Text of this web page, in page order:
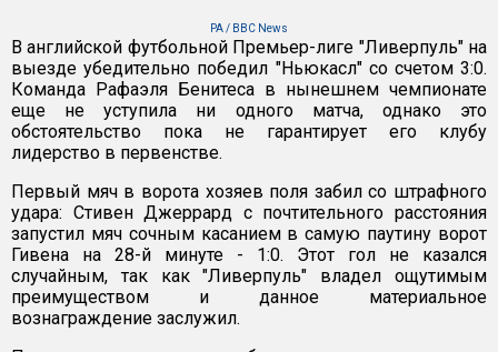
PA / BBC News
В английской футбольной Премьер-лиге "Ливерпуль" на
выезде убедительно победил "Ньюкасл" со счетом 3:0.
Команда Рафаэля Бенитеса в нынешнем чемпионате
еще не уступила ни одного матча, однако это
обстоятельство пока не гарантирует его клубу
лидерство в первенстве.
Первый мяч в ворота хозяев поля забил со штрафного
удара: Стивен Джеррард с почтительного расстояния
запустил мяч сочным касанием в самую паутину ворот
Гивена на 28-й минуте - 1:0. Этот гол не казался
случайным, так как "Ливерпуль" владел ощутимым
преимуществом и данное материальное
вознаграждение заслужил.